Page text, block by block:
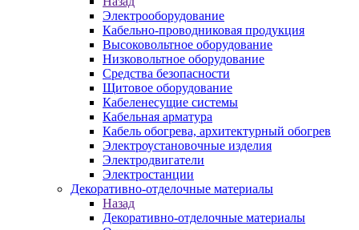
Электрооборудование
Кабельно-проводниковая продукция
Высоковольтное оборудование
Низковольтное оборудование
Средства безопасности
Щитовое оборудование
Кабеленесущие системы
Кабельная арматура
Кабель обогрева, архитектурный обогрев
Электроустановочные изделия
Электродвигатели
Электростанции
Декоративно-отделочные материалы
Назад
Декоративно-отделочные материалы